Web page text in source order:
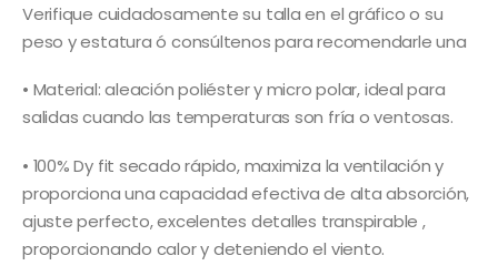
Verifique cuidadosamente su talla en el gráfico o su
peso y estatura ó consúltenos para recomendarle una
• Material: aleación poliéster y micro polar, ideal para
salidas cuando las temperaturas son fría o ventosas.
• 100% Dy fit secado rápido, maximiza la ventilación y
proporciona una capacidad efectiva de alta absorción,
ajuste perfecto, excelentes detalles transpirable ,
proporcionando calor y deteniendo el viento.